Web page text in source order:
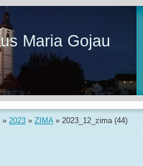
Maria Gojau
» 2023 » ZIMA» 2023_12_zima (44)